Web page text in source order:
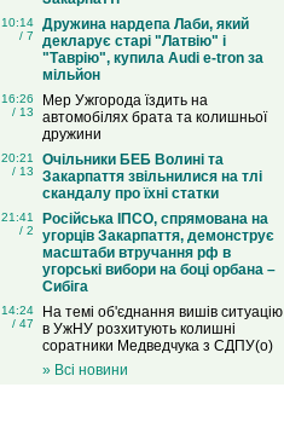
10:14
/ 7
Дружина нардепа Лаби, який
декларує старі "Латвію" і
"Таврію", купила Audi e-tron за
мільйон
16:26
/ 13
Мер Ужгорода їздить на
автомобілях брата та колишньої
дружини
20:21
/ 13
Очільники БЕБ Волині та
Закарпаття звільнилися на тлі
скандалу про їхні статки
21:41
/ 2
Російська ІПСО, спрямована на
угорців Закарпаття, демонструє
масштаби втручання рф в
угорські вибори на боці орбана –
Сибіга
14:24
/ 47
На темі об'єднання вишів ситуацію
в УжНУ розхитують колишні
соратники Медведчука з СДПУ(о)
» Всі новини